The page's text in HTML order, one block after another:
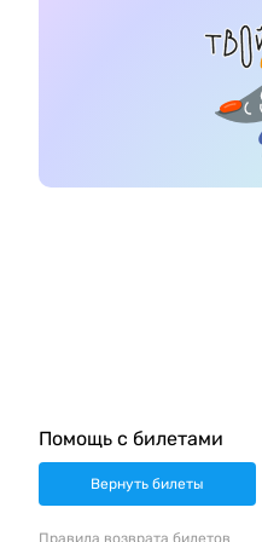
Помощь с билетами
Вернуть билеты
Правила возврата билетов